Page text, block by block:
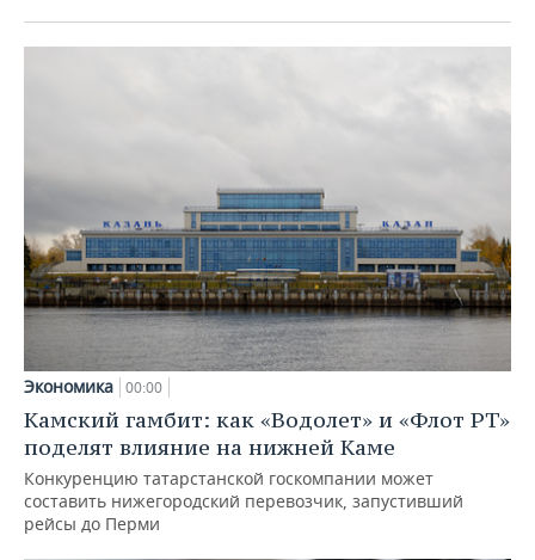
Экономика 00:00
Камский гамбит: как «Водолет» и «Флот РТ»
поделят влияние на нижней Каме
Конкуренцию татарстанской госкомпании может
составить нижегородский перевозчик, запустивший
рейсы до Перми